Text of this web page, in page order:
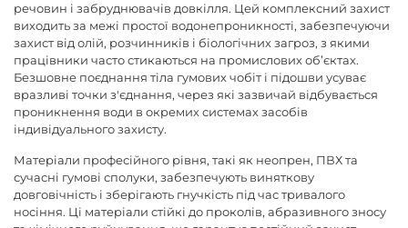
речовин і забруднювачів довкілля. Цей комплексний захист
виходить за межі простої водонепроникності, забезпечуючи
захист від олій, розчинників і біологічних загроз, з якими
працівники часто стикаються на промислових об’єктах.
Безшовне поєднання тіла гумових чобіт і підошви усуває
вразливі точки з'єднання, через які зазвичай відбувається
проникнення води в окремих системах засобів
індивідуального захисту.
Матеріали професійного рівня, такі як неопрен, ПВХ та
сучасні гумові сполуки, забезпечують виняткову
довговічність і зберігають гнучкість під час тривалого
носіння. Ці матеріали стійкі до проколів, абразивного зносу